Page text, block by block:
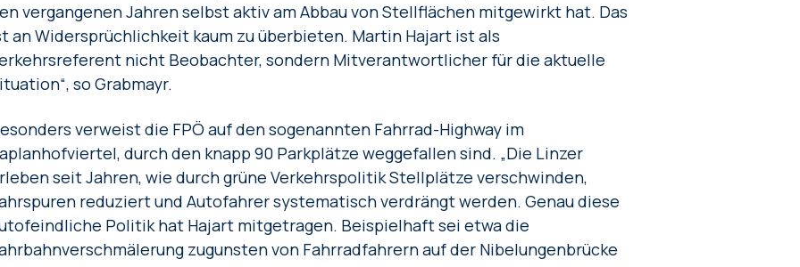
vergangenen Jahren selbst aktiv am Abbau von Stellflächen mitgewirkt hat. Das
an Widersprüchlichkeit kaum zu überbieten. Martin Hajart ist als
nicht Beobachter, sondern Mitverantwortlicher für die aktuelle
so Grabmayr.
verweist die FPÖ auf den sogenannten Fahrrad-Highway im
durch den knapp 90 Parkplätze weggefallen sind. „Die Linzer
seit Jahren, wie durch grüne Verkehrspolitik Stellplätze verschwinden,
reduziert und Autofahrer systematisch verdrängt werden. Genau diese
Politik hat Hajart mitgetragen. Beispielhaft sei etwa die
zugunsten von Fahrradfahrern auf der Nibelungenbrücke